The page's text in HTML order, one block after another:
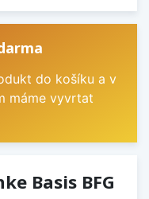
do košíku a v
máme vyvrtat
Basis BFG